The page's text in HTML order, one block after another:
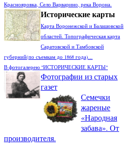
Краснояровка, Село Варварино, река Ворона.
Исторические карты
Карта Воронежской и Балашовской
областей. Топографическая карта
Саратовской и Тамбовской
губерний(по съемкам до 1868 года)...
В фотогалерею "ИСТОРИЧЕСКИЕ КАРТЫ"
Фотографии из старых
газет
Семечки
жареные
«Народная
забава». От
производителя.